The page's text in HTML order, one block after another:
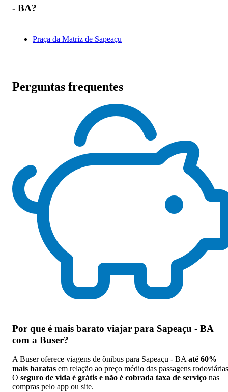
- BA?
Praça da Matriz de Sapeaçu
Perguntas frequentes
Por que é mais barato viajar para Sapeaçu - BA
com a Buser?
A Buser oferece viagens de ônibus para Sapeaçu - BA até 60%
mais baratas em relação ao preço médio das passagens
O seguro de vida é grátis e não é cobrada taxa de serviço nas
compras pelo app ou site.